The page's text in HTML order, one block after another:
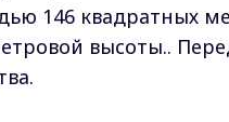
146 квадратных
высоты..